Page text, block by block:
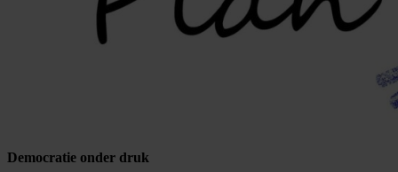
Democratie onder druk